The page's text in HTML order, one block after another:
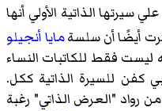
الذاتية الأولي أنها
أن سلسةمايا أنجيلو
للكاتبات النساء
للسيرة الذاتية ككل.
"العرض الذاتي" رغبة